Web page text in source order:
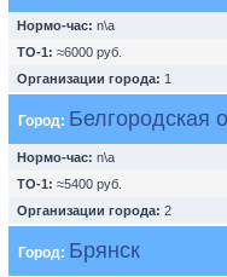
Нормо-час: n\a
ТО-1: ≈6000 руб.
Организации города: 1
Город: Белгородская
Нормо-час: n\a
ТО-1: ≈5400 руб.
Организации города: 2
Город: Брянск